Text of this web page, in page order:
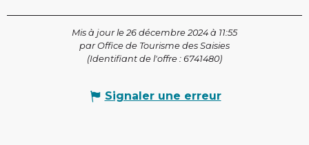
Mis à jour le 26 décembre 2024 à 11:55
par Office de Tourisme des Saisies
(Identifiant de l'offre : 6741480)
Signaler une erreur